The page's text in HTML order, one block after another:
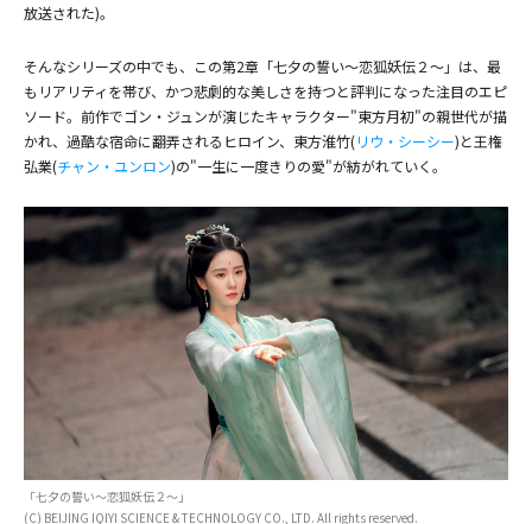
放送された)。
そんなシリーズの中でも、この第2章「七夕の誓い～恋狐妖伝２～」は、最
もリアリティを帯び、かつ悲劇的な美しさを持つと評判になった注目のエピ
ソード。前作でゴン・ジュンが演じたキャラクター"東方月初"の親世代が描
かれ、過酷な宿命に翻弄されるヒロイン、東方淮竹(リウ・シーシー)と王権
弘業(チャン・ユンロン)の"一生に一度きりの愛"が紡がれていく。
「七夕の誓い～恋狐妖伝２～」
(C) BEIJING IQIYI SCIENCE & TECHNOLOGY CO., LTD. All rights reserved.
(C) BEIJING IQIYI SCIENCE & TECHNOLOGY CO., LTD. All rights reserved.